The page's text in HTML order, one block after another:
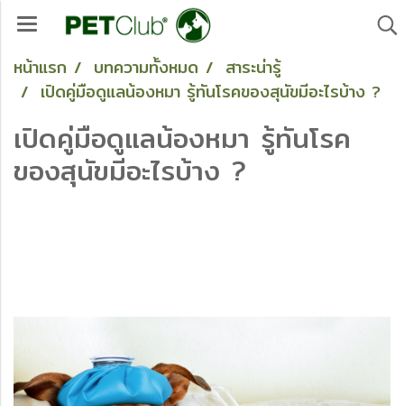
หน้าแรก บทความทั้งหมด
สาระน่ารู้
เปิดคู่มือดูแลน้องหมา รู้ทันโรคของสุนัขมีอะไรบ้าง ?
เปิดคู่มือดูแลน้องหมา รู้ทันโรค
ของสุนัขมีอะไรบ้าง ?